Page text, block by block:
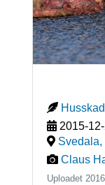
2015-
Svedala,
Claus
Uploadet